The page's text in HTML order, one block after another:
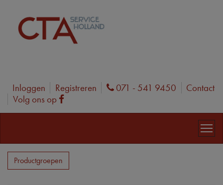
Inloggen Registreren Phone
071 - 541 9450
Contact
Volg ons op
Facebook
Productgroepen